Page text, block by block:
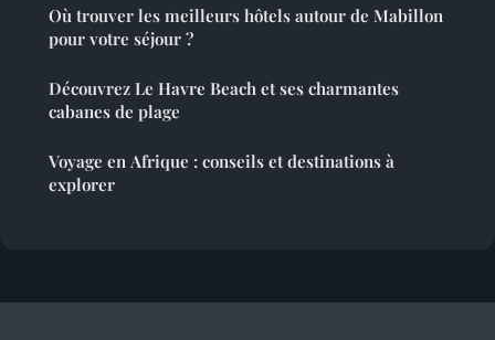
Où trouver les meilleurs hôtels autour de Mabillon
pour votre séjour ?
Découvrez Le Havre Beach et ses charmantes
cabanes de plage
Voyage en Afrique : conseils et destinations à
explorer